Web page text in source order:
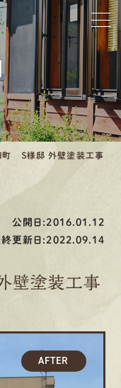
町 Ｓ様邸 外壁塗装工事
公開日:2016.01.12
終更新日:2022.09.14
壁塗装工事